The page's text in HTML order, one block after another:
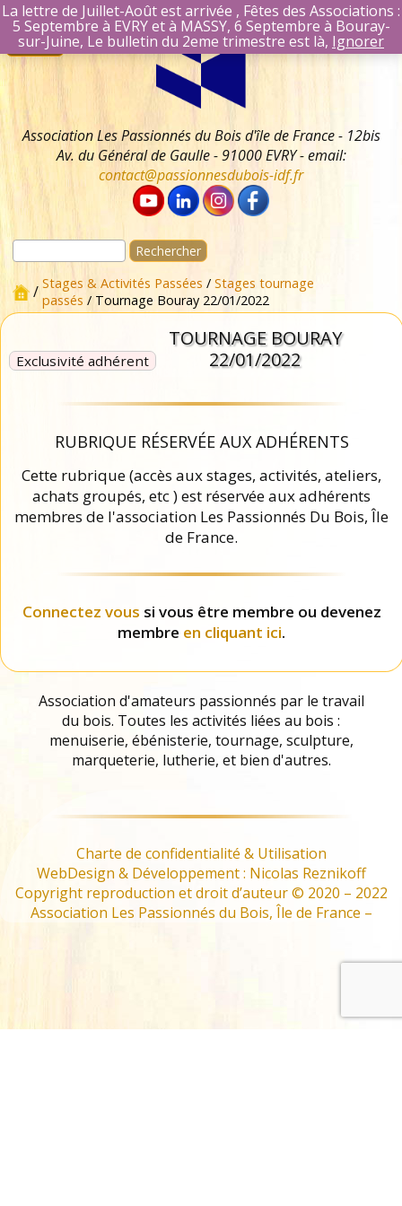
La lettre de Juillet-Août est arrivée , Fêtes des Associations :
5 Septembre à EVRY et à MASSY, 6 Septembre à Bouray-
sur-Juine, Le bulletin du 2eme trimestre est là, Ignorer
Association Les Passionnés du Bois d'île de France - 12bis
Av. du Général de Gaulle - 91000 EVRY - email:
contact@passionnesdubois-idf.fr
Menu
Aller
au
contenu
Se connecter
Rechercher :
/Stages & Activités Passées /Stages tournage
passés / Tournage Bouray 22/01/2022
Exclusivité adhérent
TOURNAGE BOURAY
22/01/2022
RUBRIQUE RÉSERVÉE AUX ADHÉRENTS
Cette rubrique (accès aux stages, activités, ateliers,
achats groupés, etc ) est réservée aux adhérents
membres de l'association Les Passionnés Du Bois, Île
de France.
Connectez vous si vous être membre ou devenez
membre en cliquant ici.
Association d'amateurs passionnés par le travail
du bois. Toutes les activités liées au bois :
menuiserie, ébénisterie, tournage, sculpture,
marqueterie, lutherie, et bien d'autres.
Charte de confidentialité & Utilisation
WebDesign & Développement : Nicolas Reznikoff
Copyright reproduction et droit d’auteur © 2020 – 2022
Association Les Passionnés du Bois, Île de France –